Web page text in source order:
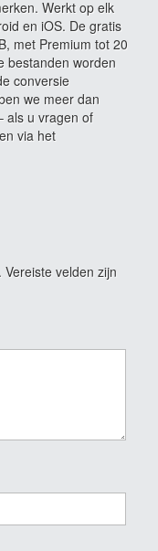
Werkt op elk
en iOS. De gratis
met Premium tot 20
bestanden worden
conversie
we meer dan
als u vragen of
via het
Vereiste velden zijn